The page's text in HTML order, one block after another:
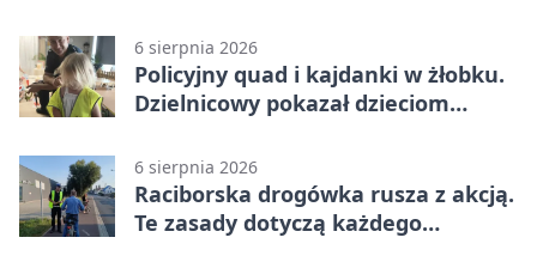
6 sierpnia 2026
Policyjny quad i kajdanki w żłobku.
Dzielnicowy pokazał dzieciom
6 sierpnia 2026
Raciborska drogówka rusza z akcją.
Te zasady dotyczą każdego